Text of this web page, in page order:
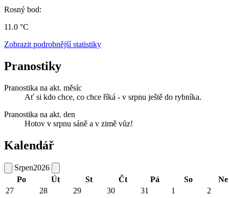
Rosný bod:
11.0 °C
Zobrazit podrobnější statistiky
Pranostiky
Pranostika na akt. měsíc
Ať si kdo chce, co chce říká - v srpnu ještě do rybníka.
Pranostika na akt. den
Hotov v srpnu sáně a v zimě vůz!
Kalendář
Srpen2026
Po
Út St Čt Pá So
Ne
27
28 29 30 31 1
2